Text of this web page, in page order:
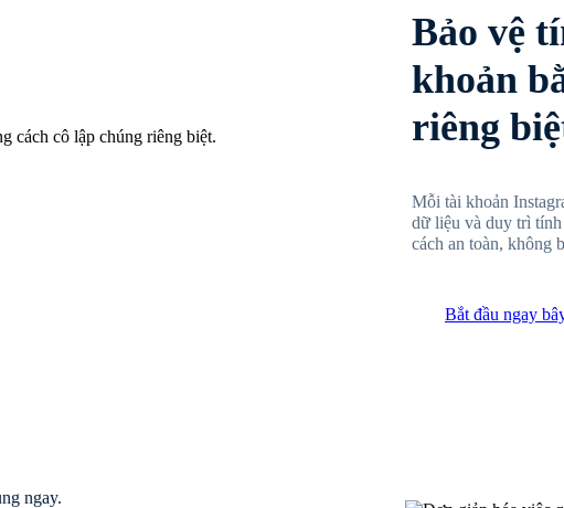
Bảo vệ
khoản
riêng
Mỗi tài khoản
dữ liệu và duy trì tính
cách an toàn, không
Bắt đầu ngay
ngay.